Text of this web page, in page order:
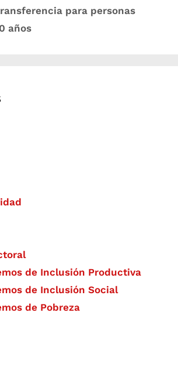
para personas
años
de Inclusión Productiva
de Inclusión Social
de Pobreza